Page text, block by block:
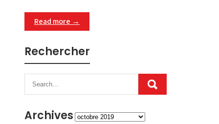
Read more →
Rechercher
ArchivesArchives